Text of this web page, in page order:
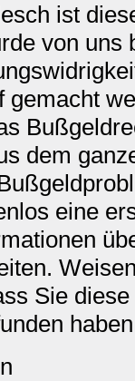
ist
von uns
dem
eine
Sie